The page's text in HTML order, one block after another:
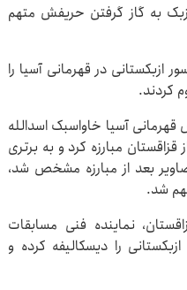
به گاز گرفتن حریفش متهم
ازبکستانی در قهرمانی آسیا را
کردند.
کیلوگرم بوکس قهرمانی آسیا خاواسبک اسدالله
قزاقستان مبارزه کرد و به برتری
بعد از مبارزه مشخص شد،
شد.
نماینده فنی مسابقات
را دیسکالیفه کرده و